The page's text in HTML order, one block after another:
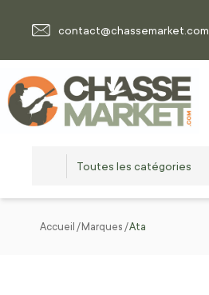
contact@chassemarket.com
Toutes les catégories
Accueil Marques Ata